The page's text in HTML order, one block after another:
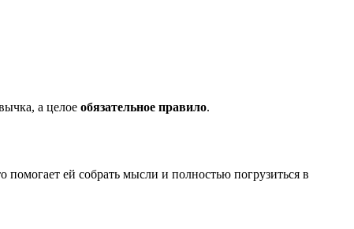
а целое обязательное правило.
помогает ей собрать мысли и полностью погрузиться в